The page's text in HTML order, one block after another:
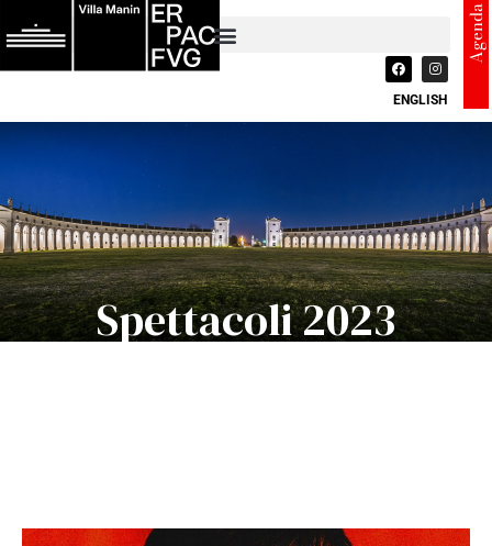
ENGLISH
Agenda
Spettacoli 2023